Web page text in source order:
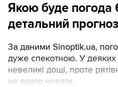
Якою буде погода
детальний
За даними Sinoptik.ua,
дуже спекотною. У деяких
невеликі дощі, проте
не варто чекати.